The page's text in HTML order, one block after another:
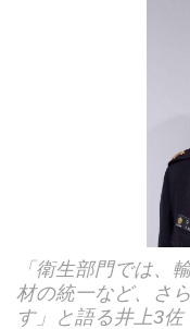
「衛生部門では、
材の統一など、さ
す」と語る井上3佐